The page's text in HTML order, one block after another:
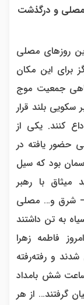
جمیت در مصلی و درگذشت
تاریخی‌ترین روزهای مصلی
برای این مکان
جمعیت موج
سکویی بلند قرار
کنند. یکی از
حضور یافته در
بود که سیل
میثاق با رهبر
– شرق و… مصلی
به تن داشتند
فاطمه زهرا
و رفته‌رفته
ساعت شش بامداد
گرفتند… از هر